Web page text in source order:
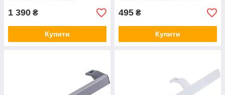
1 390 ₴
Купити
495 ₴
Купити